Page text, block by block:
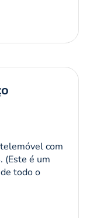
com
(Este é um
todo o